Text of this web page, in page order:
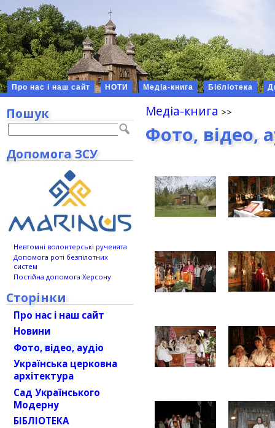
Про нас і наш сайт НОТИ Медіа-книга Бібліотека
Медіа-книга
Фото, відео,
Пошук
Допомога ЗСУ
Невтомні волонтерські рученята
Допомога роті безпілотних
систем
Постійна допомога Херсону
Сторінки
Про нас і наш сайт
Новини
Фото, відео, аудіо
Українська церковна
архітектура
Сад Українського
Модерну
БІБЛІОТЕКА